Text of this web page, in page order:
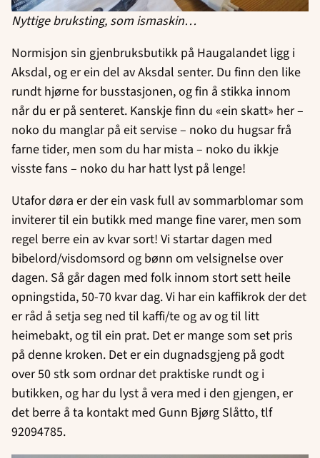
Nyttige bruksting, som ismaskin…
Normisjon sin gjenbruksbutikk på Haugalandet ligg i
Aksdal, og er ein del av Aksdal senter. Du finn den like
rundt hjørne for busstasjonen, og fin å stikka innom
når du er på senteret. Kanskje finn du «ein skatt» her –
noko du manglar på eit servise – noko du hugsar frå
farne tider, men som du har mista – noko du ikkje
visste fans – noko du har hatt lyst på lenge!
Utafor døra er der ein vask full av sommarblomar som
inviterer til ein butikk med mange fine varer, men som
regel berre ein av kvar sort! Vi startar dagen med
bibelord/visdomsord og bønn om velsignelse over
dagen. Så går dagen med folk innom stort sett heile
opningstida, 50-70 kvar dag. Vi har ein kaffikrok der det
er råd å setja seg ned til kaffi/te og av og til litt
heimebakt, og til ein prat. Det er mange som set pris
på denne kroken. Det er ein dugnadsgjeng på godt
over 50 stk som ordnar det praktiske rundt og i
butikken, og har du lyst å vera med i den gjengen, er
det berre å ta kontakt med Gunn Bjørg Slåtto, tlf
92094785.